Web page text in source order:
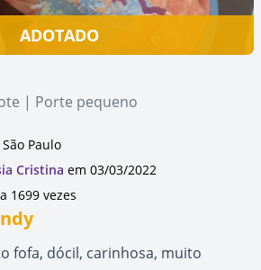
ADOTADO
| Porte pequeno
Paulo
Cristina em 03/03/2022
1699 vezes
fofa, dócil, carinhosa, muito